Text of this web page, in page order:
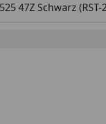
47Z Schwarz (RST-